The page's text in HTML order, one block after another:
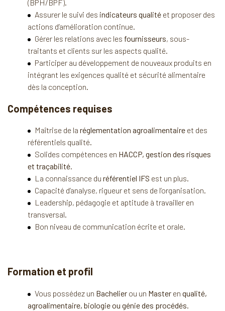
(BPH/BPF).
Assurer le suivi des indicateurs qualité et proposer des
actions d’amélioration continue.
Gérer les relations avec les fournisseurs, sous-
traitants et clients sur les aspects qualité.
Participer au développement de nouveaux produits en
intégrant les exigences qualité et sécurité alimentaire
dès la conception.
Compétences requises
Maîtrise de la réglementation agroalimentaire et des
référentiels qualité.
Solides compétences en HACCP, gestion des risques
et traçabilité.
La connaissance du référentiel IFS est un plus.
Capacité d’analyse, rigueur et sens de l’organisation.
Leadership, pédagogie et aptitude à travailler en
transversal.
Bon niveau de communication écrite et orale.
Formation et profil
Vous possédez un Bachelier ou un Master en qualité,
agroalimentaire, biologie ou génie des procédés.